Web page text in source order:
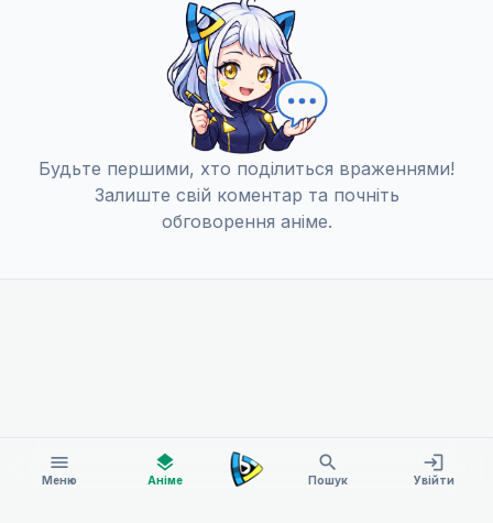
menu
Меню
layers
Аніме
search
Пошук
login
Увійти
Будьте першими, хто поділиться враженнями!
Залиште свій коментар та почніть
обговорення аніме.